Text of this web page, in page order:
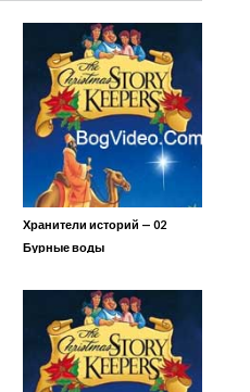
Хранители историй — 02
Бурные воды